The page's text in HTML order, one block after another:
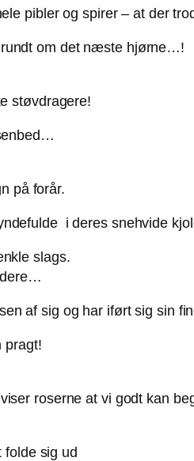
pibler og spirer – at der
rundt om det næste hjørne…!
støvdragere!
på forår.
i deres snehvide
af sig og har iført sig sin
roserne at vi godt kan
folde sig ud